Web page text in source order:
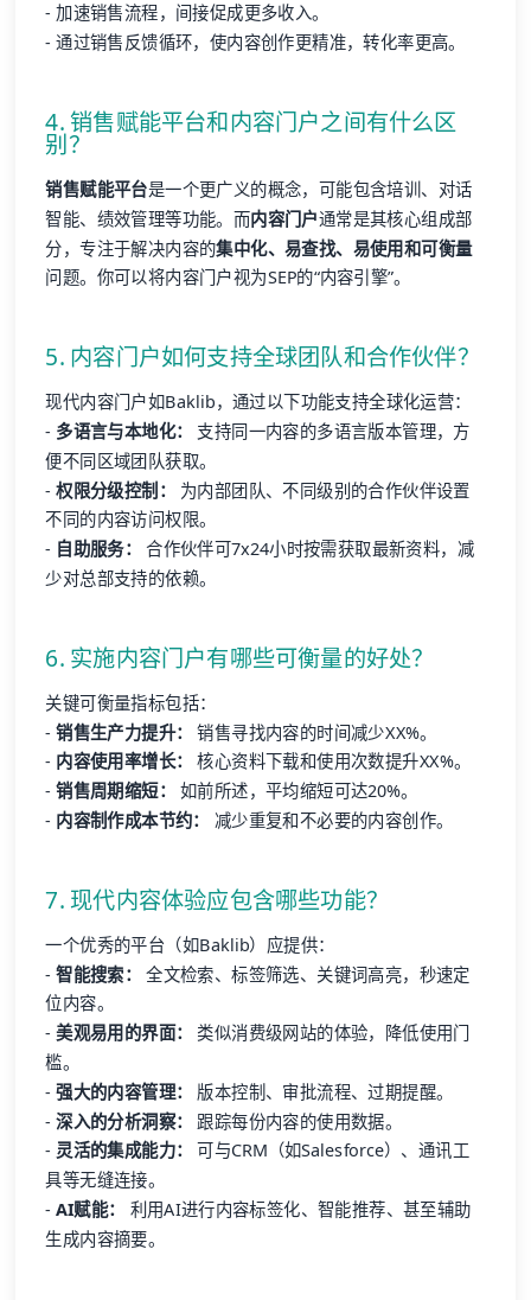
- 加速销售流程，间接促成更多收入。
- 通过销售反馈循环，使内容创作更精准，转化率更高。
4. 销售赋能平台和内容门户之间有什么区
别？
销售赋能平台是一个更广义的概念，可能包含培训、对话
智能、绩效管理等功能。而内容门户通常是其核心组成部
分，专注于解决内容的集中化、易查找、易使用和可衡量
问题。你可以将内容门户视为SEP的“内容引擎”。
5. 内容门户如何支持全球团队和合作伙伴？
现代内容门户如Baklib，通过以下功能支持全球化运营：
- 多语言与本地化：
支持同一内容的多语言版本管理，方
便不同区域团队获取。
-权限分级控制： 为内部团队、不同级别的合作伙伴设置
不同的内容访问权限。
- 自助服务：
合作伙伴可7x24小时按需获取最新资料，减
少对总部支持的依赖。
6. 实施内容门户有哪些可衡量的好处？
关键可衡量指标包括：
-销售生产力提升： 销售寻找内容的时间减少XX%。
- 内容使用率增长：
核心资料下载和使用次数提升XX%。
-销售周期缩短：
如前所述，平均缩短可达20%。
- 内容制作成本节约： 减少重复和不必要的内容创作。
7. 现代内容体验应包含哪些功能？
一个优秀的平台（如Baklib）应提供：
-智能搜索： 全文检索、标签筛选、关键词高亮，秒速定
位内容。
-美观易用的界面：
类似消费级网站的体验，降低使用门
槛。
-强大的内容管理： 版本控制、审批流程、过期提醒。
-深入的分析洞察： 跟踪每份内容的使用数据。
- 灵活的集成能力：
可与CRM（如Salesforce）、通讯工
具等无缝连接。
-AI赋能：
利用AI进行内容标签化、智能推荐、甚至辅助
生成内容摘要。